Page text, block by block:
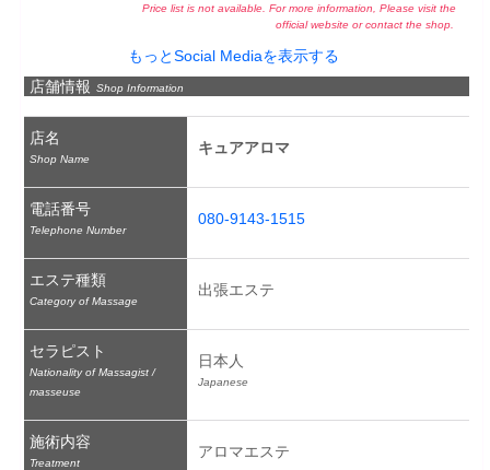
Price list is not available. For more information, Please visit the
official website or contact the shop.
もっとSocial Mediaを表示する
店舗情報 Shop Information
店名
Shop Name
キュアアロマ
電話番号
Telephone Number
080-9143-1515
エステ種類
Category of Massage
出張エステ
セラピスト
Nationality of Massagist /
masseuse
日本人
Japanese
施術内容
Treatment
アロマエステ